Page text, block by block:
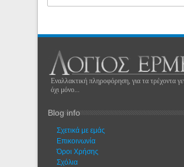
Εναλλακτική πληροφόρηση, για τα τρέχοντα
όχι μόνο...
Blog info
Σχετικά με εμάς
Eπικοινωνία
Όροι Χρήσης
Σχόλια